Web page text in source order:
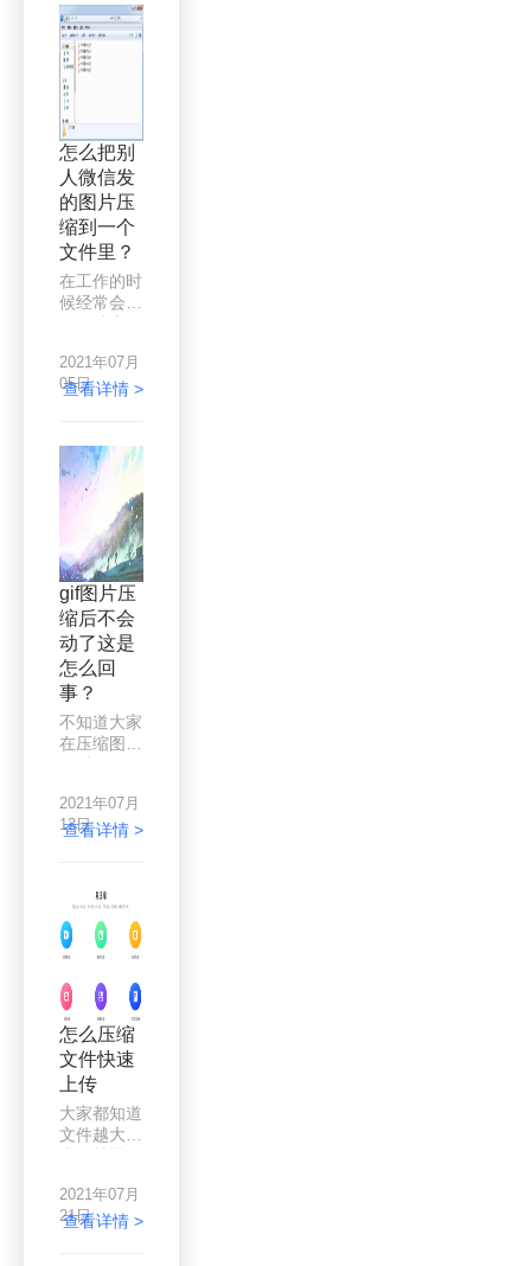
压缩这样一
种方法。图
片压缩选择
什么软件比
较好？
么图片的就
是要经常接
触的，相信
也经常会遇
到这种问
题，当我们
想要通过
QQ发送某
张或某个相
册给对方
时，因为图
片过大而系
统提示发送
失败，既然
发送不了，
送图片，那
么只能通过
压缩图片大
来发送了，
那么要怎么
压缩图片的
大小呢？如
果图片多的
话，有没有
能够批量压
缩图片的方
法呢？
怎么把别
人微信发
的图片压
缩到一个
文件里？
在工作的时
候经常会遇
说，在微信
上，客户给
于是客户直
接用手机拍
的，所以图
片都是一张
张发的，没
有集合到一
个文件夹
里，同时，
发出来的图
片也很大，
这该怎么办
呢？怎么把
别人微信发
的图片压缩
到一个文件
种问题大家
都是怎么解
决的呢？
2021年07月
05日
查看详情 >
gif图片压
缩后不会
动了这是
怎么回
事？
不知道大家
在压缩图片
样的问题，
gif和一般
片是会动
的，但是当
我们的动图
比较大时是
去的，因为
图片发送有
大小限制，
于是，很多
人会选择图
片压缩，那
么问题也来
了，gif图
会动了，这
是怎么回事
呢？为什么
2021年07月
13日
查看详情 >
怎么压缩
文件快速
上传
大家都知道
文件越大，
的话，那得
传上好久
2021年07月
21日
查看详情 >